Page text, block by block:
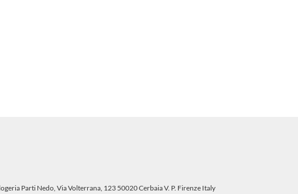
Parti Nedo, Via Volterrana, 123 50020 Cerbaia V. P. Firenze Italy